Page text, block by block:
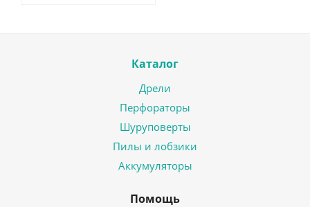
Каталог
Дрели
Перфораторы
Шуруповерты
Пилы и лобзики
Аккумуляторы
Помощь